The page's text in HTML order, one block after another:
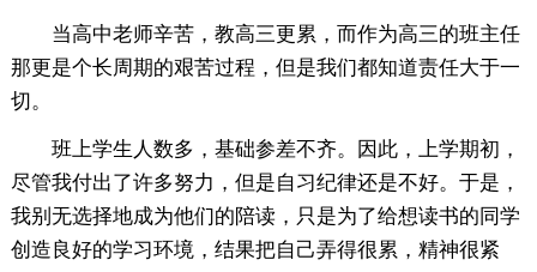
当高中老师辛苦，教高三更累，而作为高三的班主任
那更是个长周期的艰苦过程，但是我们都知道责任大于一
切。
班上学生人数多，基础参差不齐。因此，上学期初，
尽管我付出了许多努力，但是自习纪律还是不好。于是，
我别无选择地成为他们的陪读，只是为了给想读书的同学
创造良好的学习环境，结果把自己弄得很累，精神很紧